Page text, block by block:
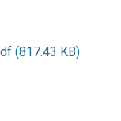
(817.43 KB)